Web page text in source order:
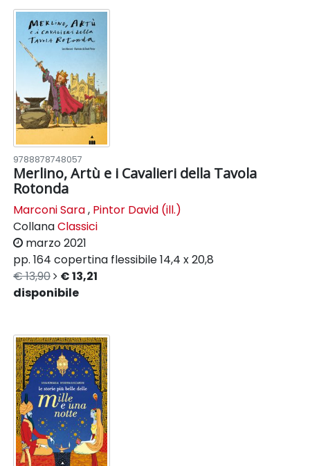
9788878748057
Merlino, Artù e i Cavalieri della Tavola
Rotonda
Marconi Sara, Pintor David (ill.)
CollanaClassici
marzo 2021
pp. 164 copertina flessibile14,4 x 20,8
€ 13,90
€ 13,21
disponibile